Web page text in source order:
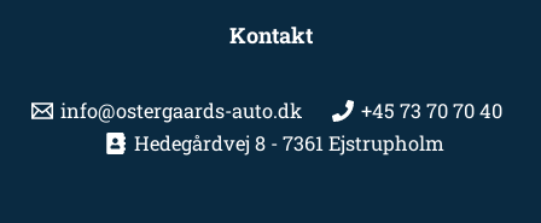
Kontakt
info@ostergaards-auto.dk
+45 73 70 70 40
Hedegårdvej 8 - 7361 Ejstrupholm